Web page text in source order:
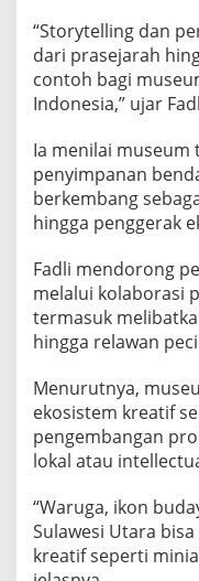
“Storytelling dan
dari prasejarah
contoh bagi
Indonesia,” ujar
Ia menilai
penyimpanan
berkembang
hingga penggerak
Fadli mendorong
melalui kolaborasi
termasuk
hingga relawan
Menurutnya,
ekosistem kreatif
pengembangan
lokal atau
“Waruga, ikon
Sulawesi Utara
kreatif seperti